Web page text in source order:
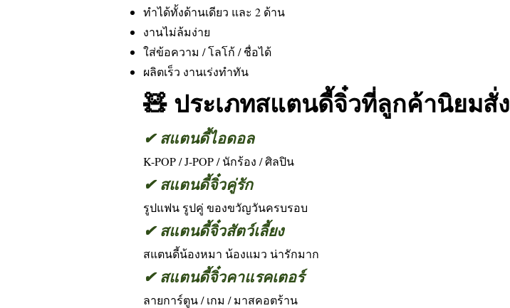
ทำได้ทั้งด้านเดียว และ 2 ด้าน
งานไม่ล้มง่าย
ใส่ข้อความ / โลโก้ / ชื่อได้
ผลิตเร็ว งานเร่งทำทัน
🧸 ประเภทสแตนดี้จิ๋วที่ลูกค้านิยมสั่ง
✔ สแตนดี้ไอดอล
K-POP / J-POP / นักร้อง / ศิลปิน
✔ สแตนดี้จิ๋วคู่รัก
รูปแฟน รูปคู่ ของขวัญวันครบรอบ
✔ สแตนดี้จิ๋วสัตว์เลี้ยง
สแตนดี้น้องหมา น้องแมว น่ารักมาก
✔ สแตนดี้จิ๋วคาแรคเตอร์
ลายการ์ตูน / เกม / มาสคอตร้าน